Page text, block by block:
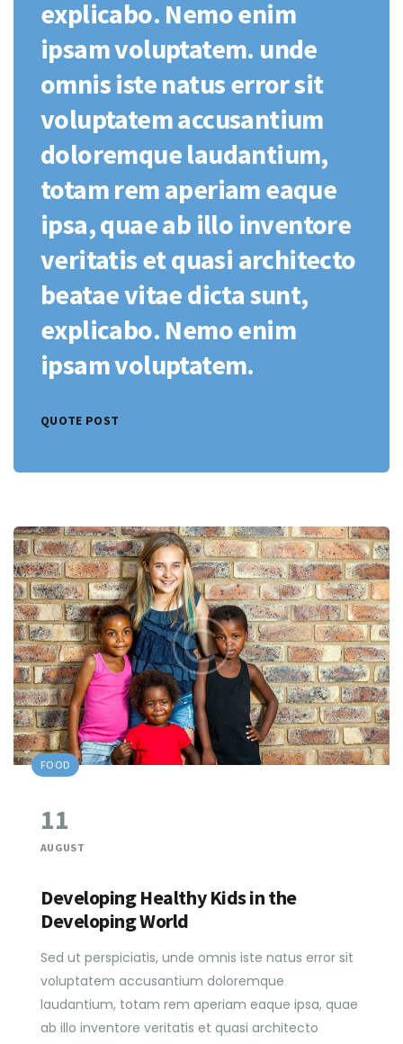
explicabo. Nemo enim
ipsam voluptatem. unde
omnis iste natus error sit
voluptatem accusantium
doloremque laudantium,
totam rem aperiam eaque
ipsa, quae ab illo inventore
veritatis et quasi architecto
beatae vitae dicta sunt,
explicabo. Nemo enim
ipsam voluptatem.
QUOTE POST
FOOD
11
AUGUST
Developing Healthy Kids in the
Developing World
Sed ut perspiciatis, unde omnis iste natus error sit
voluptatem accusantium doloremque
laudantium, totam rem aperiam eaque ipsa, quae
ab illo inventore veritatis et quasi architecto